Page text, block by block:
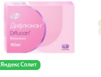
Яндекс Сплит